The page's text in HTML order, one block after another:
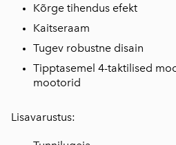
Kõrge tihendus efekt
Kaitseraam
Tugev robustne disain
Tipptasemel 4-taktilised
mootorid
Lisavarustus: